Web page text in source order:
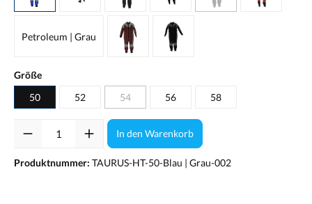
Petroleum | Grau
Größe
50
52 54 56 58
In den Warenkorb
Produktnummer: TAURUS-HT-50-Blau | Grau-002